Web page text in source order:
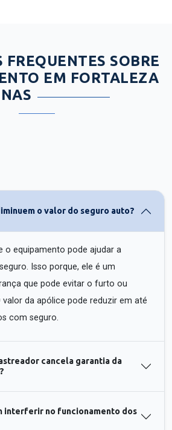
FREQUENTES SOBRE
EM FORTALEZA
o valor do seguro auto?
o equipamento pode ajudar a
Isso porque, ele é um
que pode evitar o furto ou
da apólice pode reduzir em até
com seguro.
cancela garantia da
interferir no funcionamento dos